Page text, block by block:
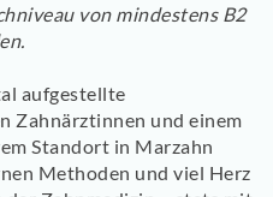
von mindestens B2
aufgestellte
Zahnärztinnen und einem
Standort in Marzahn
Methoden und viel Herz